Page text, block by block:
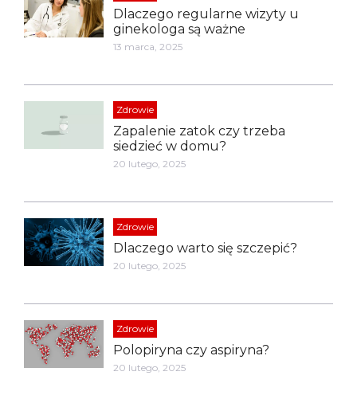
Dlaczego regularne wizyty u
ginekologa są ważne
13 marca, 2025
Zdrowie
Zapalenie zatok czy trzeba
siedzieć w domu?
20 lutego, 2025
Zdrowie
Dlaczego warto się szczepić?
20 lutego, 2025
Zdrowie
Polopiryna czy aspiryna?
20 lutego, 2025